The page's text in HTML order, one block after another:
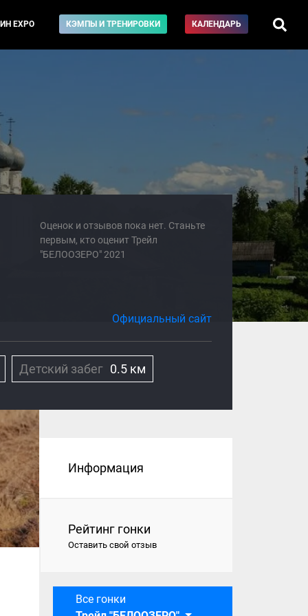
EXPO КЭМПЫ И ТРЕНИРОВКИ КАЛЕНДАРЬ
Оценок и отзывов пока нет. Станьте
первым, кто оценит Трейл
"БЕЛООЗЕРО" 2021
Официальный сайт
Детский забег 0.5 км
Информация
Рейтинг гонки
Оставить свой отзыв
Все гонки